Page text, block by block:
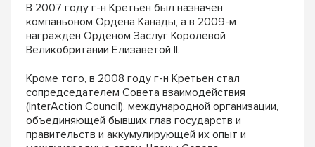
В 2007 году г-н Кретьен был назначен
компаньоном Ордена Канады, а в 2009-м
награжден Орденом Заслуг Королевой
Великобритании Елизаветой II.
Кроме того, в 2008 году г-н Кретьен стал
сопредседателем Совета взаимодействия
(InterAction Council), международной организации,
объединяющей бывших глав государств и
правительств и аккумулирующей их опыт и